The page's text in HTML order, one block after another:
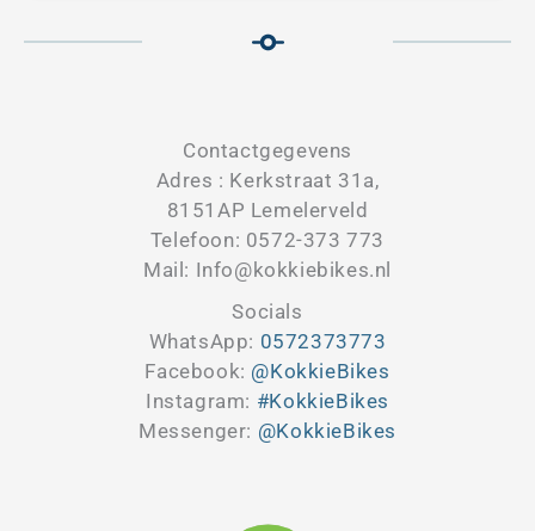
Contactgegevens
Adres : Kerkstraat 31a,
8151AP Lemelerveld
Telefoon: 0572-373 773
Mail: Info@kokkiebikes.nl
Socials
WhatsApp: 0572373773
Facebook: @KokkieBikes
Instagram: #KokkieBikes
Messenger: @KokkieBikes